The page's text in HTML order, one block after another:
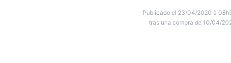
Publicado el 23/04/2020 à
tras una compra de 10/04/